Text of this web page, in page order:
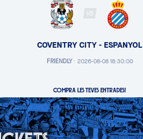
VS
COVENTRY CITY - ESPANYOL
FRIENDLY· 2026-08-08 18:30:00
COMPRA LES TEVES ENTRADES!